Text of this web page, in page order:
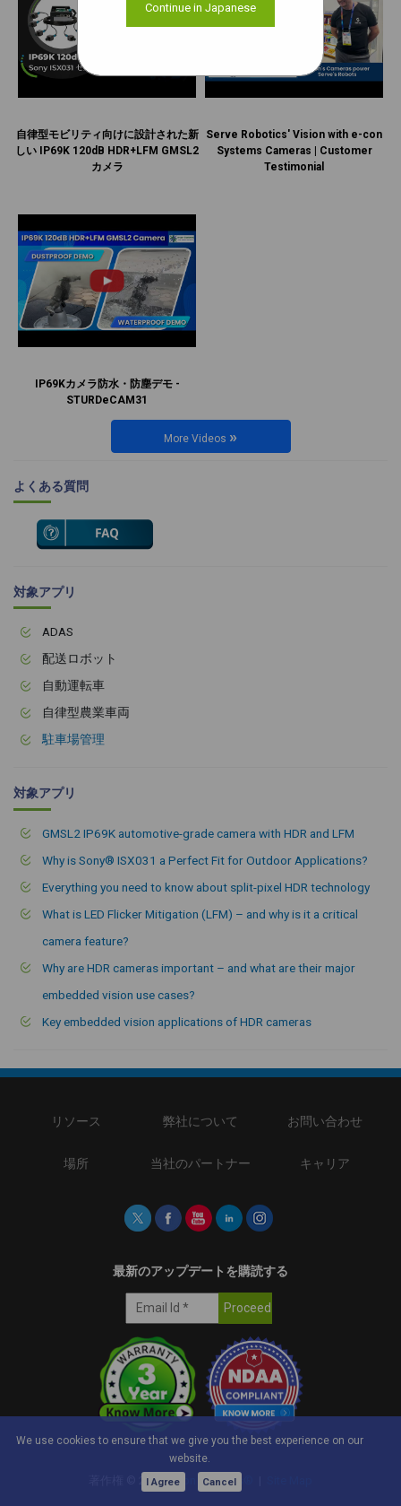
自律型モビリティ向けに設計された新
しい IP69K 120dB HDR+LFM GMSL2
カメラ
Serve Robotics' Vision with e-con
Systems Cameras | Customer
Testimonial
IP69Kカメラ防水・防塵デモ -
STURDeCAM31
More Videos »
よくある質問
対象アプリ
ADAS
配送ロボット
自動運転車
自律型農業車両
駐車場管理
対象アプリ
GMSL2 IP69K automotive-grade camera with HDR and LFM
Why is Sony® ISX031 a Perfect Fit for Outdoor Applications?
Everything you need to know about split-pixel HDR technology
What is LED Flicker Mitigation (LFM) – and why is it a critical
camera feature?
Why are HDR cameras important – and what are their major
embedded vision use cases?
Key embedded vision applications of HDR cameras
リソース 弊社について お問い合わせ
場所 当社のパートナー キャリア
最新のアップデートを購読する
2026 e-con Systems®
Continue in Japanese
We use cookies to ensure that we give you the best experience on our
website.
I Agree Cancel